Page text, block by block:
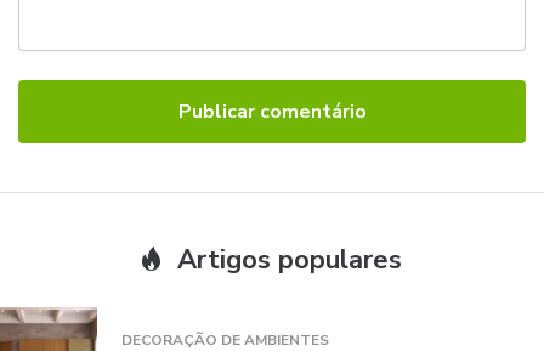
Artigos populares
DECORAÇÃO DE AMBIENTES